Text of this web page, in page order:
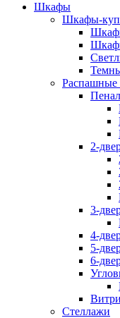
Шкафы
Шкафы-
2-
3-
4-
5-
6-
Стеллажи